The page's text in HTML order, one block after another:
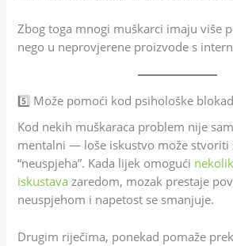
Zbog toga mnogi muškarci imaju više
nego u neprovjerene proizvode s
5️⃣ Može pomoći kod psihološke
Kod nekih muškaraca problem nije
mentalni — loše iskustvo može stvoriti
“neuspjeha”. Kada lijek omogući
iskustava zaredom, mozak prestaje
neuspjehom i napetost se smanjuje.
Drugim riječima, ponekad pomaže